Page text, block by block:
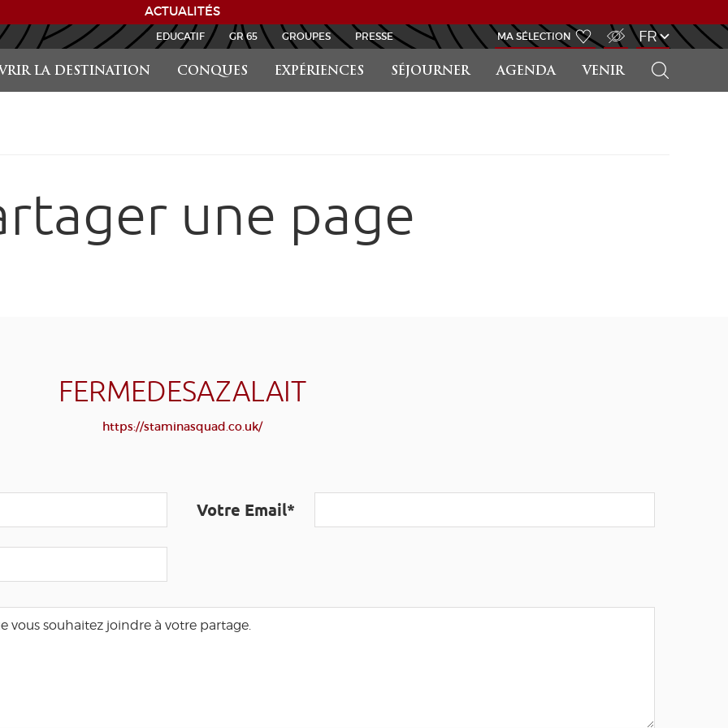
ACTUALITÉS
LA DESTINATION CONQUES EXPÉRIENCES SÉJOURNER AGENDA VENIR
EDUCATIF GR 65 GROUPES PRESSE MA SÉLECTION FR
une page
FERMEDESAZALAIT
https://staminasquad.co.uk/
Votre Email*